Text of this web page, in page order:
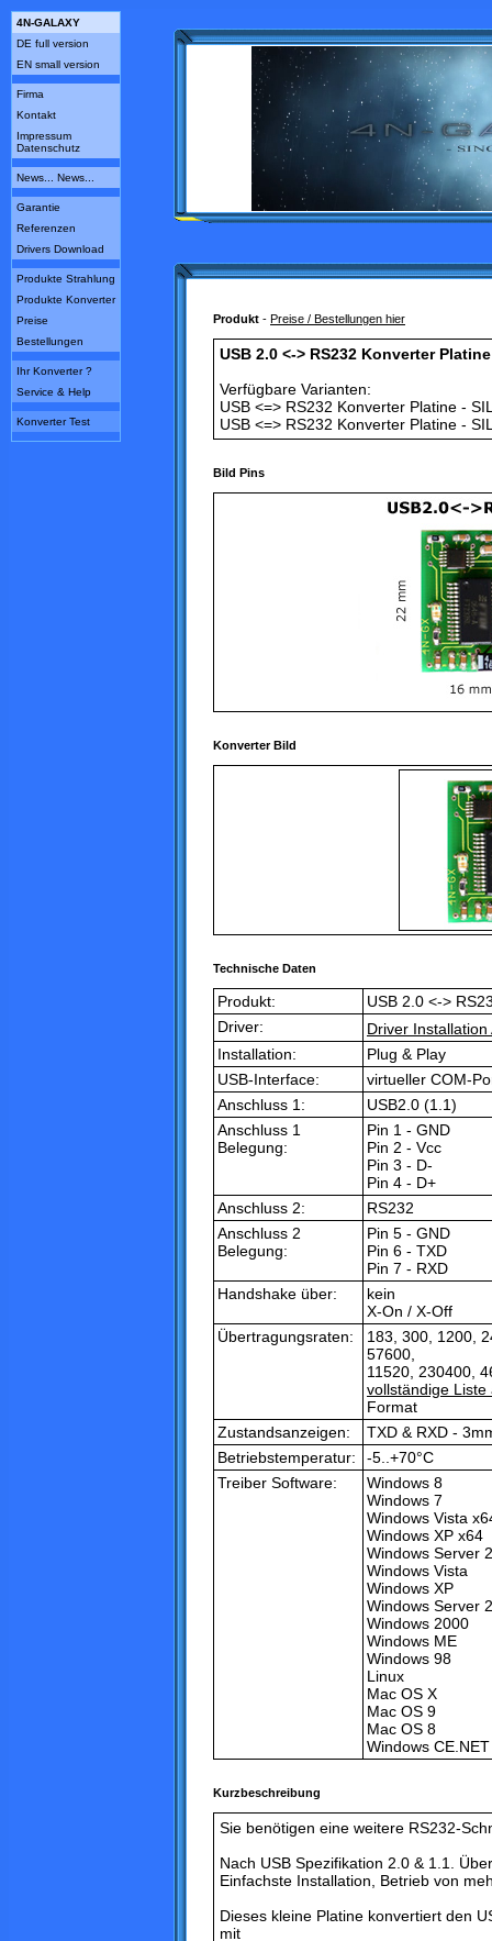
4N-GALAXY
DE full version
EN small version
Firma
Kontakt
Impressum
Datenschutz
News... News...
Garantie
Referenzen
Drivers Download
Produkte Strahlung
Produkte Konverter
Preise
Bestellungen
Ihr Konverter ?
Service & Help
Konverter Test
Produkt - Preise / Bestellungen hier
USB 2.0 <-> RS232 Konverter
Verfügbare Varianten:
USB <=> RS232 Konverter Platine -
USB <=> RS232 Konverter Platine -
Bild Pins
Konverter Bild
Technische Daten
Produkt:
USB 2.0 <->
Driver:
Driver
Installation:
Plug & Play
USB-Interface:
virtueller COM-
Anschluss 1:
USB2.0 (1.1)
Anschluss 1
Belegung:
Pin 1 - GND
Pin 2 - Vcc
Pin 3 - D-
Pin 4 - D+
Anschluss 2:
RS232
Anschluss 2
Belegung:
Pin 5 - GND
Pin 6 - TXD
Pin 7 - RXD
Handshake über:
kein
X-On / X-Off
Übertragungsraten:
183, 300, 1200,
57600,
11520, 230400,
vollständige
Format
Zustandsanzeigen:
TXD & RXD -
Betriebstemperatur:
-5..+70°C
Treiber Software:
Windows 8
Windows 7
Windows Vista
Windows XP x64
Windows Server
Windows Vista
Windows XP
Windows Server
Windows 2000
Windows ME
Windows 98
Linux
Mac OS X
Mac OS 9
Mac OS 8
Windows
Kurzbeschreibung
Sie benötigen eine weitere RS232-
Nach USB Spezifikation 2.0 & 1.1.
Einfachste Installation, Betrieb von
Dieses kleine Platine konvertiert den
mit